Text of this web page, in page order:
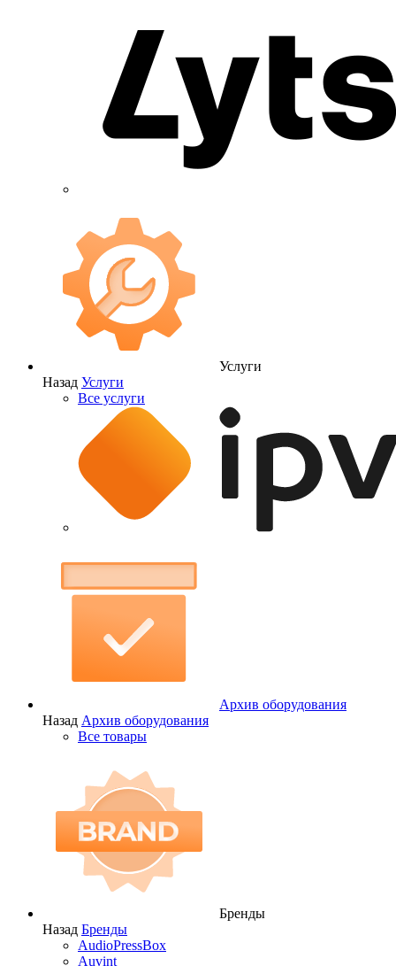
Услуги
Назад Услуги
Все услуги
Архив оборудования
Назад Архив оборудования
Все товары
Бренды
Назад Бренды
AudioPressBox
Auvint